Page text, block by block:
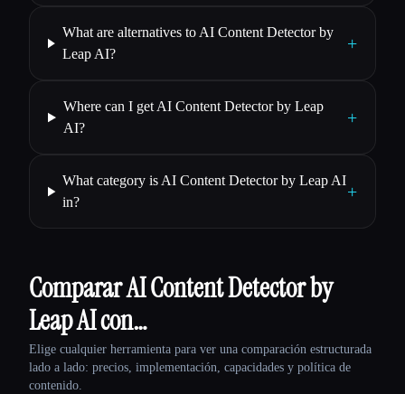
What are alternatives to AI Content Detector by
Leap AI?
+
Where can I get AI Content Detector by Leap
AI?
+
What category is AI Content Detector by Leap AI
in?
+
Comparar AI Content Detector by
Leap AI con…
Elige cualquier herramienta para ver una comparación estructurada
lado a lado: precios, implementación, capacidades y política de
contenido.